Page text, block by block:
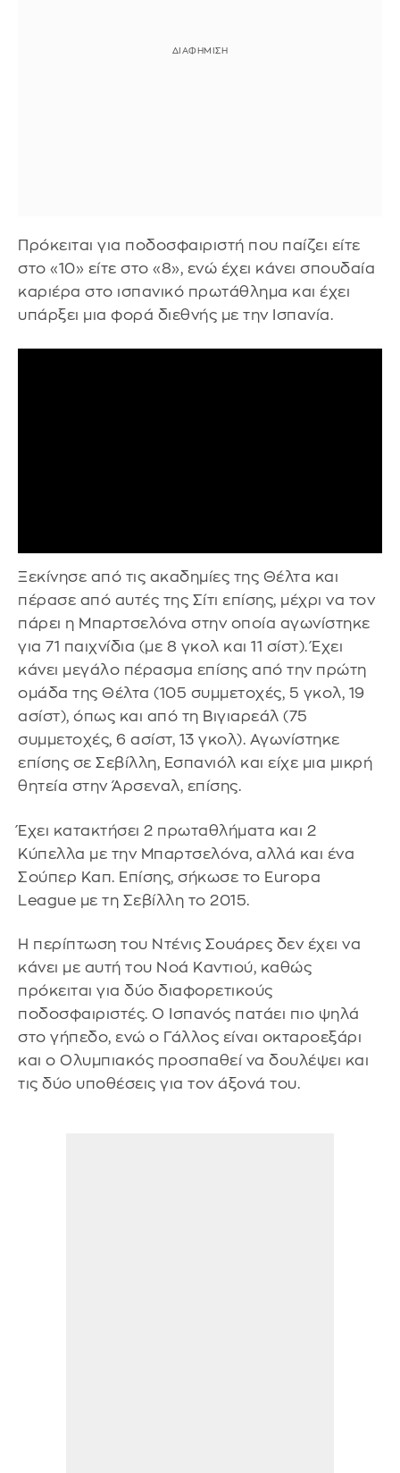
Πρόκειται για ποδοσφαιριστή που παίζει είτε
στο «10» είτε στο «8», ενώ έχει κάνει σπουδαία
καριέρα στο ισπανικό πρωτάθλημα και έχει
υπάρξει μια φορά διεθνής με την Ισπανία.
Ξεκίνησε από τις ακαδημίες της Θέλτα και
πέρασε από αυτές της Σίτι επίσης, μέχρι να τον
πάρει η Μπαρτσελόνα στην οποία αγωνίστηκε
για 71 παιχνίδια (με 8 γκολ και 11 σίστ). Έχει
κάνει μεγάλο πέρασμα επίσης από την πρώτη
ομάδα της Θέλτα (105 συμμετοχές, 5 γκολ, 19
ασίστ), όπως και από τη Βιγιαρεάλ (75
συμμετοχές, 6 ασίστ, 13 γκολ). Αγωνίστηκε
επίσης σε Σεβίλλη, Εσπανιόλ και είχε μια μικρή
θητεία στην Άρσεναλ, επίσης.
Έχει κατακτήσει 2 πρωταθλήματα και 2
Κύπελλα με την Μπαρτσελόνα, αλλά και ένα
Σούπερ Καπ. Επίσης, σήκωσε το Europa
League με τη Σεβίλλη το 2015.
Η περίπτωση του Ντένις Σουάρες δεν έχει να
κάνει με αυτή του Νοά Καντιού, καθώς
πρόκειται για δύο διαφορετικούς
ποδοσφαιριστές. Ο Ισπανός πατάει πιο ψηλά
στο γήπεδο, ενώ ο Γάλλος είναι οκταροεξάρι
και ο Ολυμπιακός προσπαθεί να δουλέψει και
τις δύο υποθέσεις για τον άξονά του.